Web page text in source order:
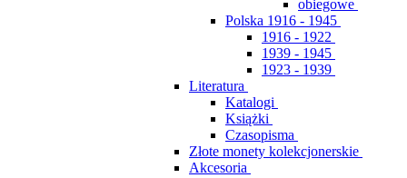
obiegowe
Polska 1916 - 1945
1916 - 1922
1939 - 1945
1923 - 1939
Literatura
Katalogi
Książki
Czasopisma
Złote monety kolekcjonerskie
Akcesoria